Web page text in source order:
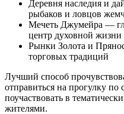
Деревня наследия и
рыбаков и ловцов
Мечеть Джумейра —
центр духовной жизни
Рынки Золота и
торговых традиций
Лучший способ
отправиться на прогулку
поучаствовать в
жителями.